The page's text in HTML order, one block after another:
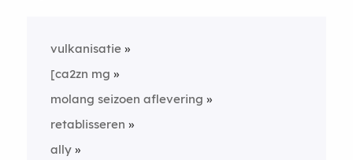
vulkanisatie
[ca2zn mg
molang seizoen aflevering
retablisseren
ally